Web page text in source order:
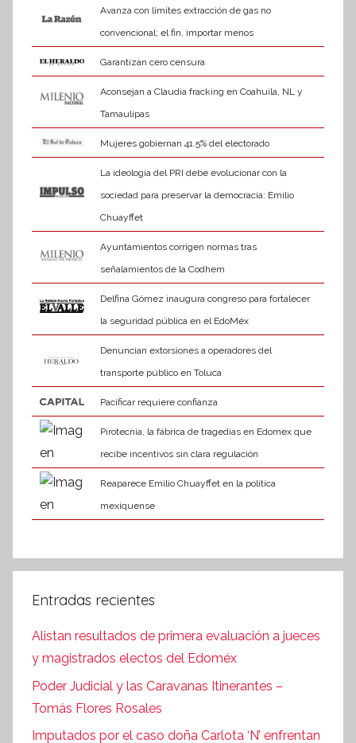
Avanza con límites extracción de gas no
convencional; el fin, importar menos
Garantizan cero censura
Aconsejan a Claudia fracking en Coahuila, NL y
Tamaulipas
Mujeres gobiernan 41.5% del electorado
La ideología del PRI debe evolucionar con la
sociedad para preservar la democracia: Emilio
Chuayffet
Ayuntamientos corrigen normas tras
señalamientos de la Codhem
Delfina Gómez inaugura congreso para fortalecer
la seguridad pública en el EdoMéx
Denuncian extorsiones a operadores del
transporte público en Toluca
Pacificar requiere confianza
Pirotecnia, la fábrica de tragedias en Edomex que
recibe incentivos sin clara regulación
Reaparece Emilio Chuayffet en la política
mexiquense
Entradas recientes
Alistan resultados de primera evaluación a jueces
y magistrados electos del Edoméx
Poder Judicial y las Caravanas Itinerantes –
Tomás Flores Rosales
Imputados por el caso doña Carlota ‘N’ enfrentan